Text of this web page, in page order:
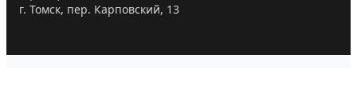
г. Томск, пер. Карповский, 13